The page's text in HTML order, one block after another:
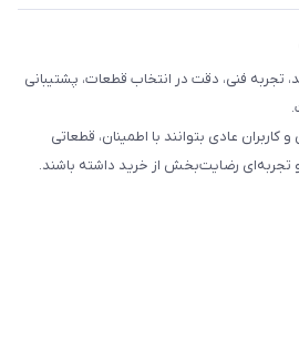
تجربه فنی، دقت در انتخاب قطعات، پشتیبانی
عادی بتوانند با اطمینان، قطعاتی
رضایت‌بخش از خرید داشته باشند.